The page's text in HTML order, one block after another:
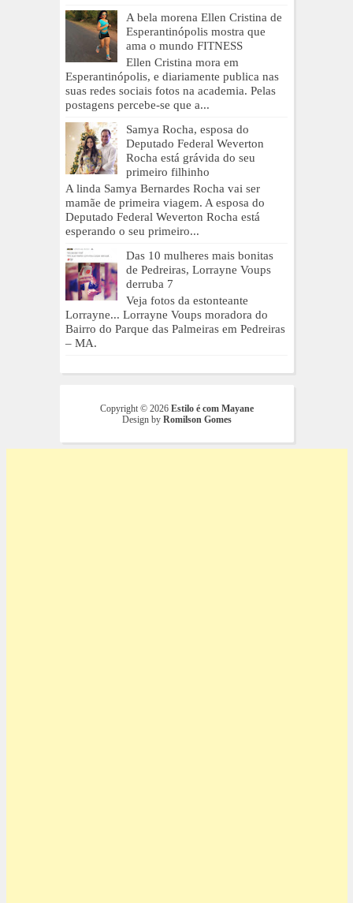
A bela morena Ellen Cristina de
Esperantinópolis mostra que
ama o mundo FITNESS
Ellen Cristina mora em
Esperantinópolis, e diariamente publica nas
suas redes sociais fotos na academia. Pelas
postagens percebe-se que a...
Samya Rocha, esposa do
Deputado Federal Weverton
Rocha está grávida do seu
primeiro filhinho
A linda Samya Bernardes Rocha vai ser
mamãe de primeira viagem. A esposa do
Deputado Federal Weverton Rocha está
esperando o seu primeiro...
Das 10 mulheres mais bonitas
de Pedreiras, Lorrayne Voups
derruba 7
Veja fotos da estonteante
Lorrayne... Lorrayne Voups moradora do
Bairro do Parque das Palmeiras em Pedreiras
– MA.
Copyright © 2026 Estilo é com Mayane
Design by Romilson Gomes